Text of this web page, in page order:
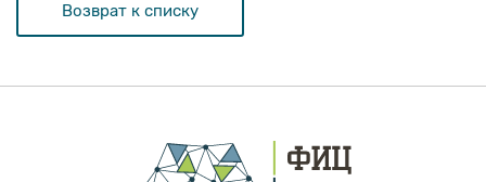
Возврат к списку